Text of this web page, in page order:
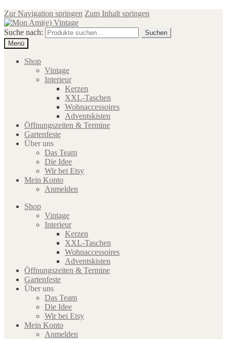
Zur Navigation springen Zum Inhalt springen
Suche nach:
Suchen
Menü
Shop
Vintage
Interieur
Kerzen
XXL-Taschen
Wohnaccessoires
Adventskisten
Öffnungszeiten & Termine
Gartenfeste
Über uns
Das Team
Die Idee
Wir bei Etsy
Mein Konto
Anmelden
Shop
Vintage
Interieur
Kerzen
XXL-Taschen
Wohnaccessoires
Adventskisten
Öffnungszeiten & Termine
Gartenfeste
Über uns
Das Team
Die Idee
Wir bei Etsy
Mein Konto
Anmelden